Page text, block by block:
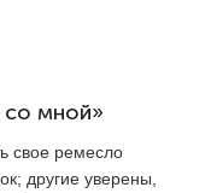
со мной»
свое ремесло
другие уверены,